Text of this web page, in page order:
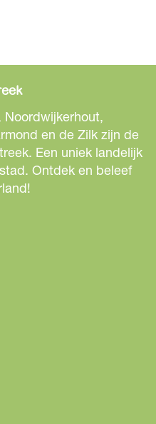
Noordwijkerhout,
en de Zilk zijn de
Een uniek landelijk
Ontdek en beleef